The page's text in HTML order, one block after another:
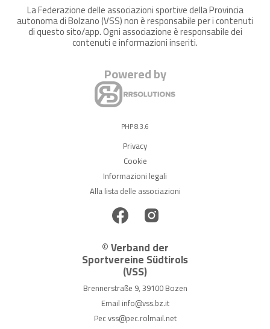
La Federazione delle associazioni sportive della Provincia
autonoma di Bolzano (VSS) non è responsabile per i contenuti
di questo sito/app. Ogni associazione è responsabile dei
contenuti e informazioni inseriti.
Powered by
PHP 8.3.6
Privacy
Cookie
Informazioni legali
Alla lista delle associazioni
© Verband der
Sportvereine Südtirols
(VSS)
Brennerstraße 9, 39100 Bozen
Email info@vss.bz.it
Pecvss@pec.rolmail.net